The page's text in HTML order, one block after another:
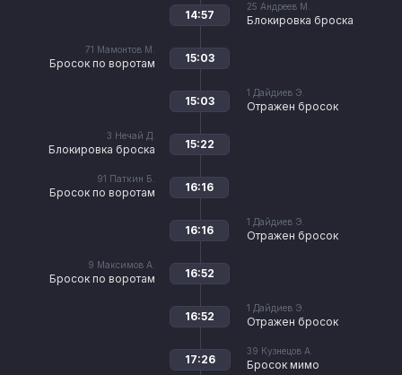
25 Андреев М.
Блокировка броска
14:57
71 Мамонтов М.
Бросок по воротам 15:03
1 Дайдиев Э.
Отражен бросок
15:03
3 Нечай Д.
Блокировка броска 15:22
91 Паткин Б.
Бросок по воротам 16:16
1 Дайдиев Э.
Отражен бросок
16:16
9 Максимов А.
Бросок по воротам 16:52
1 Дайдиев Э.
Отражен бросок
16:52
39 Кузнецов А.
Бросок мимо
17:26